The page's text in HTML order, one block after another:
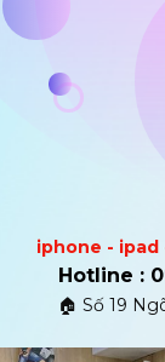
🏠 Số 19
Hotline :
iphone - ipad